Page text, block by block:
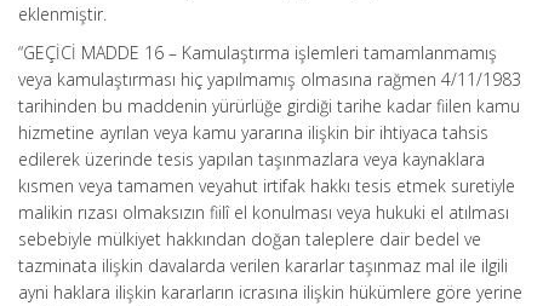
eklenmiştir.
“GEÇİCİ MADDE 16 – Kamulaştırma işlemleri tamamlanmamış
veya kamulaştırması hiç yapılmamış olmasına rağmen 4/11/1983
tarihinden bu maddenin yürürlüğe girdiği tarihe kadar fiilen kamu
hizmetine ayrılan veya kamu yararına ilişkin bir ihtiyaca tahsis
edilerek üzerinde tesis yapılan taşınmazlara veya kaynaklara
kısmen veya tamamen veyahut irtifak hakkı tesis etmek suretiyle
malikin rızası olmaksızın fiilî el konulması veya hukuki el atılması
sebebiyle mülkiyet hakkından doğan taleplere dair bedel ve
tazminata ilişkin davalarda verilen kararlar taşınmaz mal ile ilgili
ayni haklara ilişkin kararların icrasına ilişkin hükümlere göre yerine